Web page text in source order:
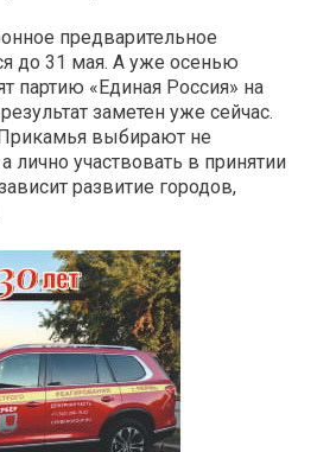
предварительное
до 31 мая. А уже осенью
партию «Единая Россия» на
заметен уже сейчас.
выбирают не
лично участвовать в принятии
развитие городов,